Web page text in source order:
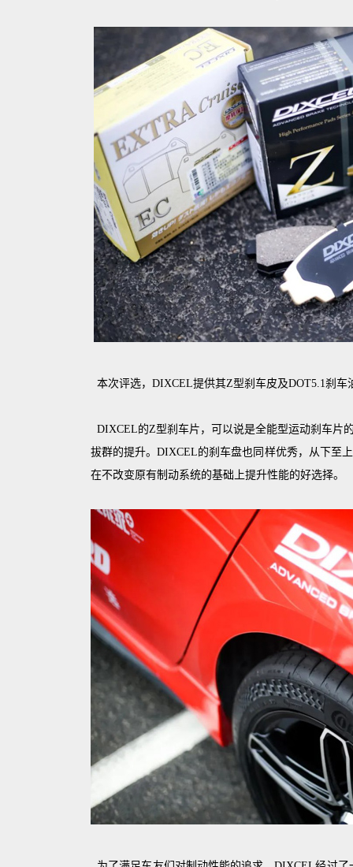
本次评选，DIXCEL提供其Z型刹车皮及DOT5.1刹车
DIXCEL的Z型刹车片，可以说是全能型运动刹车片
拔群的提升。DIXCEL的刹车盘也同样优秀，从下至
在不改变原有制动系统的基础上提升性能的好选择。